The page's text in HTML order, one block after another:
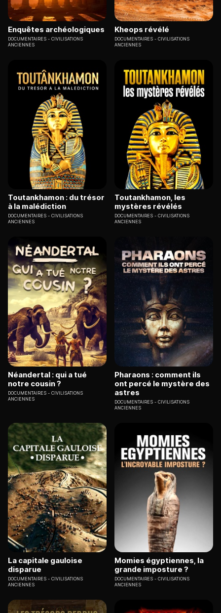
Enquêtes archéologiques
DOCUMENTAIRES
CIVILISATIONS
ANCIENNES
Kheops révélé
DOCUMENTAIRES
CIVILISATIONS
ANCIENNES
Toutankhamon : du trésor
à la malédiction
DOCUMENTAIRES
CIVILISATIONS
ANCIENNES
Toutankhamon, les
mystères révélés
DOCUMENTAIRES
CIVILISATIONS
ANCIENNES
Néandertal : qui a tué
notre cousin ?
DOCUMENTAIRES
CIVILISATIONS
ANCIENNES
Pharaons : comment ils
ont percé le mystère des
astres
DOCUMENTAIRES
CIVILISATIONS
ANCIENNES
La capitale gauloise
disparue
DOCUMENTAIRES
CIVILISATIONS
ANCIENNES
Momies égyptiennes, la
grande imposture ?
DOCUMENTAIRES
CIVILISATIONS
ANCIENNES